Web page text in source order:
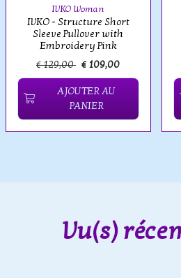
IVKO Woman
IVKO - Structure Short
Sleeve Pullover with
Embroidery Pink
€ 129,00 € 109,00
AJOUTER AU
PANIER
Vu(s)